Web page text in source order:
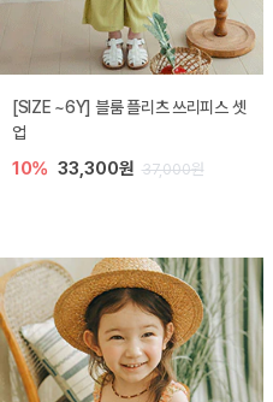
[SIZE ~6Y] 블룸 플리츠 쓰리피스 셋
업
10% 33,300원 37,000원